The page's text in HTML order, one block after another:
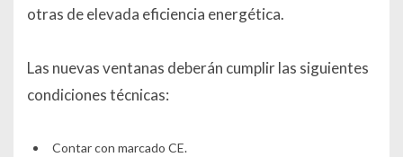
otras de elevada eficiencia energética.
Las nuevas ventanas deberán cumplir las siguientes
condiciones técnicas:
Contar con marcado CE.